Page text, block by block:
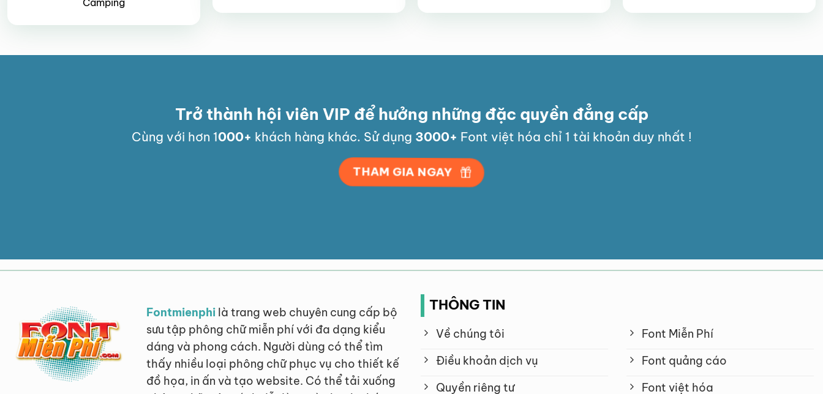
Trở thành hội viên VIP để hưởng những đặc quyền đẳng cấp
Cùng với hơn 1000+ khách hàng khác. Sử dụng 3000+ Font việt hóa chỉ 1 tài khoản duy nhất !
THAM GIA NGAY
Fontmienphi là trang web chuyên cung cấp bộ
sưu tập phông chữ miễn phí với đa dạng kiểu
dáng và phong cách. Người dùng có thể tìm
thấy nhiều loại phông chữ phục vụ cho thiết kế
đồ họa, in ấn và tạo website. Có thể tải xuống
THÔNG TIN
Về chúng tôi
Điều khoản dịch vụ
Quyền riêng tư
Font Miễn Phí
Font quảng cáo
Font việt hóa